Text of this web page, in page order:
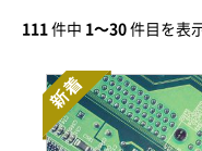
111 件中 1〜30 件目を表
新着